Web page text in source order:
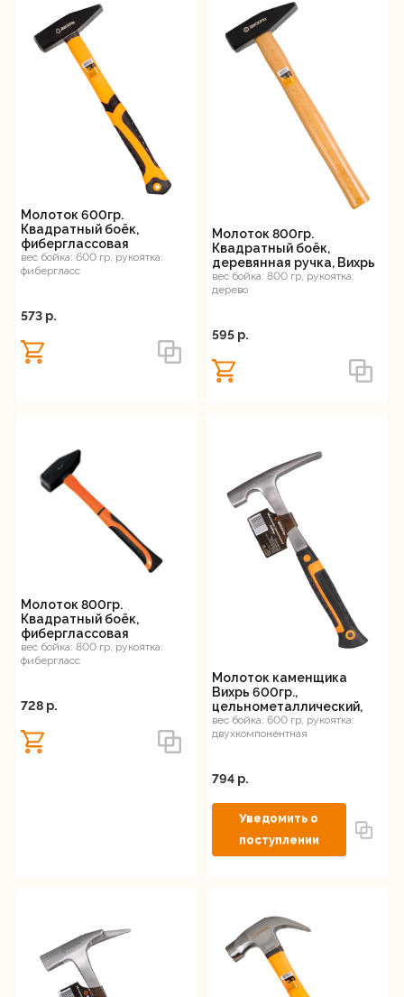
Молоток 600гр.
Квадратный боёк,
фиберглассовая
двухкомпонентная ручка,
Вихрь
вес бойка: 600 гр, рукоятка:
фибергласс
573 p.
Молоток 800гр.
Квадратный боёк,
деревянная ручка, Вихрь
вес бойка: 800 гр, рукоятка:
дерево
595 p.
Молоток 800гр.
Квадратный боёк,
фиберглассовая
двухкомпонентная ручка,
Вихрь
вес бойка: 800 гр, рукоятка:
фибергласс
728 p.
Молоток каменщика
Вихрь 600гр.,
цельнометаллический,
двухкомпонентная
рукоятка
вес бойка: 600 гр, рукоятка:
двухкомпонентная
794 p.